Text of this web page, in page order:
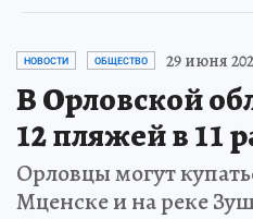
НОВОСТИ ОБЩЕСТВО 29 июня
В Орловской
12 пляжей в 11
Орловцы могут
Мценске и на реке